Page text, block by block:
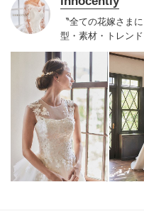
〝全ての花嫁さま
型・素材・トレン
る〟幅広いライン
ンにこだわったオ
国内外の有名デザ
NYやミラノ・バル
ドレスは全て日本
は1903年創業から
お着物や現代の薫
ン。すべての花嫁
いさせて頂きます。